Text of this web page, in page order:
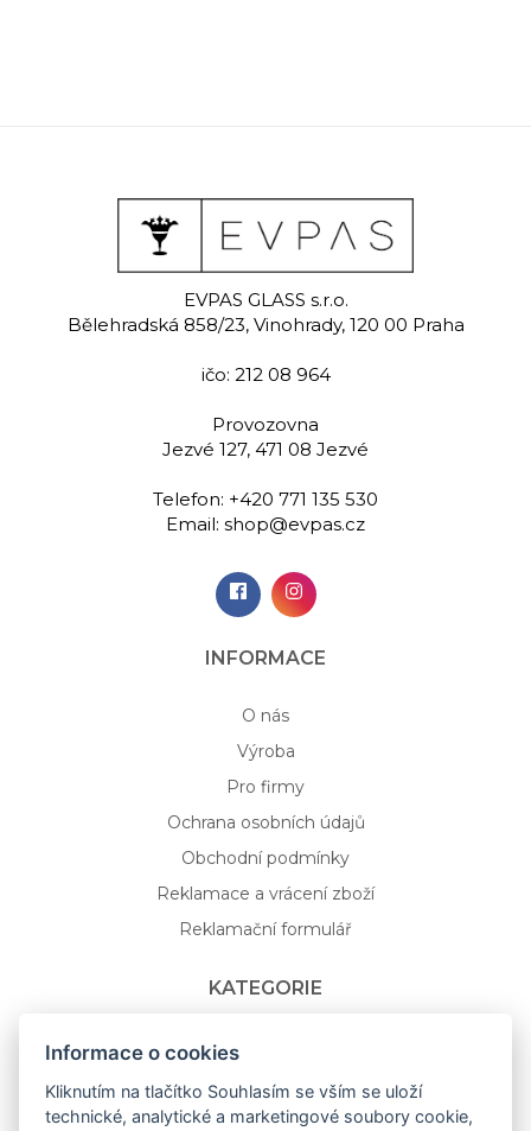
EVPAS GLASS s.r.o.
Bělehradská 858/23, Vinohrady, 120 00 Praha
ičo: 212 08 964
Provozovna
Jezvé 127, 471 08 Jezvé
Telefon: +420 771 135 530
Email: shop@evpas.cz
INFORMACE
O nás
Výroba
Pro firmy
Ochrana osobních údajů
Obchodní podmínky
Reklamace a vrácení zboží
Reklamační formulář
KATEGORIE
Nápojové sklo
Bydlení
Dárkový poukaz na míru
Informace o cookies
Kliknutím na tlačítko Souhlasím se vším se uloží
technické, analytické a marketingové soubory cookie,